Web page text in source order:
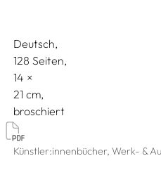
Deutsch
128 Seiten,
14
21
broschiert
Künstler:innenbücher, Werk- &